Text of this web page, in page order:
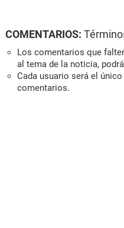
COMENTARIOS:
Los comentarios que
al tema de la noticia,
Cada usuario será el
comentarios.